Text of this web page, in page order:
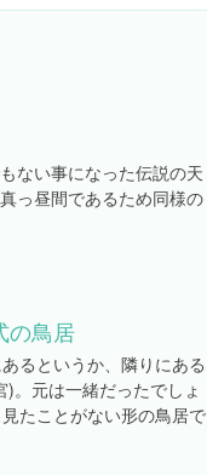
ない事になった伝説の天
っ昼間であるため同様の
の鳥居
るというか、隣りにある
)。元は一緒だったでしょ
たことがない形の鳥居で